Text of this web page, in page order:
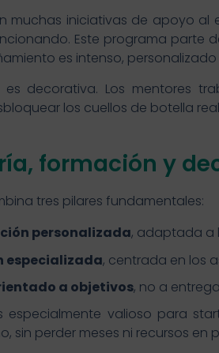
muchas iniciativas de apoyo
Este programa parte
es intenso,
es decorativa. Los mentores
los cuellos de botella
formación y
tres pilares fundamentales:
personalizada, adaptada a
especializada, centrada en los
a objetivos, no a
especialmente valioso para
sin perder meses ni recursos en